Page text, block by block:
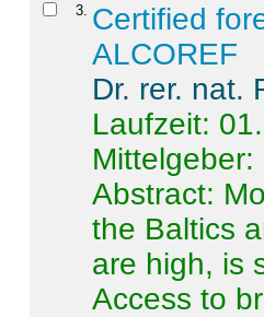
3 Certified
ALCOREF
Dr. rer. nat.
Laufzeit:
Abstract:
the Baltics
are high, is
Access to